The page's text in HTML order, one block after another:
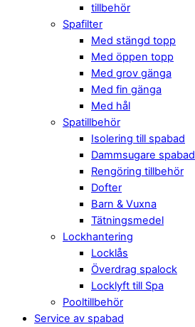
tillbehör
Spafilter
Med stängd topp
Med öppen topp
Med grov gänga
Med fin gänga
Med hål
Spatillbehör
Isolering till spabad
Dammsugare spabad
Rengöring tillbehör
Dofter
Barn & Vuxna
Tätningsmedel
Lockhantering
Locklås
Överdrag spalock
Locklyft till Spa
Pooltillbehör
Service av spabad